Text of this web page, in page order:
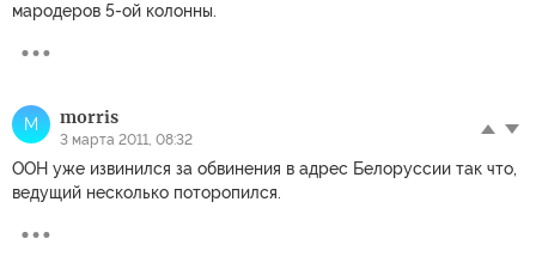
мародеров 5-ой колонны.
M morris
3 марта 2011, 08:32
ООН уже извинился за обвинения в адрес Белоруссии так что,
ведущий несколько поторопился.